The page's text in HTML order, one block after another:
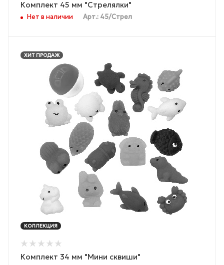
Комплект 45 мм "Стрелялки"
Нет в наличии Арт.: 45/Стрел
ХИТ ПРОДАЖ
КОЛЛЕКЦИЯ
Комплект 34 мм "Мини сквиши"